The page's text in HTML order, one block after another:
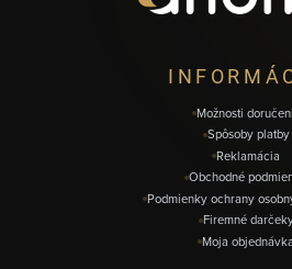
Možnosti
Spôsoby platby
Reklamácia
Obchodné
Podmienky ochrany
Firemné
Moja objednávka